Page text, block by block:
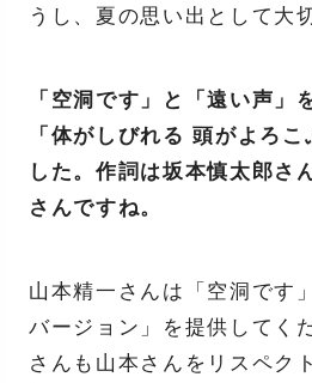
うし、夏の思い出として大
「空洞です」と「遠い声」
「体がしびれる 頭がよろ
した。作詞は坂本慎太郎さ
さんですね。
山本精一さんは「空洞です
バージョン」を提供してく
さんも山本さんをリスペク